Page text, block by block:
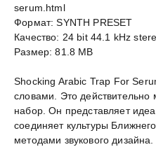
serum.html
Формат: SYNTH PRESET
Качество: 24 bit 44.1 kHz
Размер: 81.8 MB
Shocking Arabic Trap For
словами. Это
набор. Он представляет
соединяет культуры
методами звукового